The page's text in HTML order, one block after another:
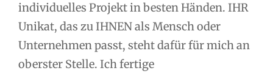
individuelles Projekt in besten Händen. IHR
Unikat, das zu IHNEN als Mensch oder
Unternehmen passt, steht dafür für mich an
oberster Stelle. Ich fertige